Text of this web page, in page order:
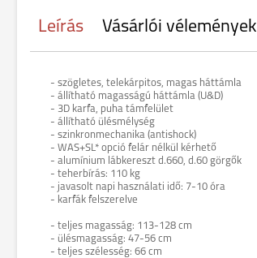
Leírás Vásárlói vélemények
- szögletes, telekárpitos, magas háttámla
- állítható magasságú háttámla (U&D)
- 3D karfa, puha támfelület
- állítható ülésmélység
- szinkronmechanika (antishock)
- WAS+SL* opció felár nélkül kérhető
- alumínium lábkereszt d.660, d.60 görgők
- teherbírás: 110 kg
- javasolt napi használati idő: 7-10 óra
- karfák felszerelve
- teljes magasság: 113-128 cm
- ülésmagasság: 47-56 cm
- teljes szélesség: 66 cm